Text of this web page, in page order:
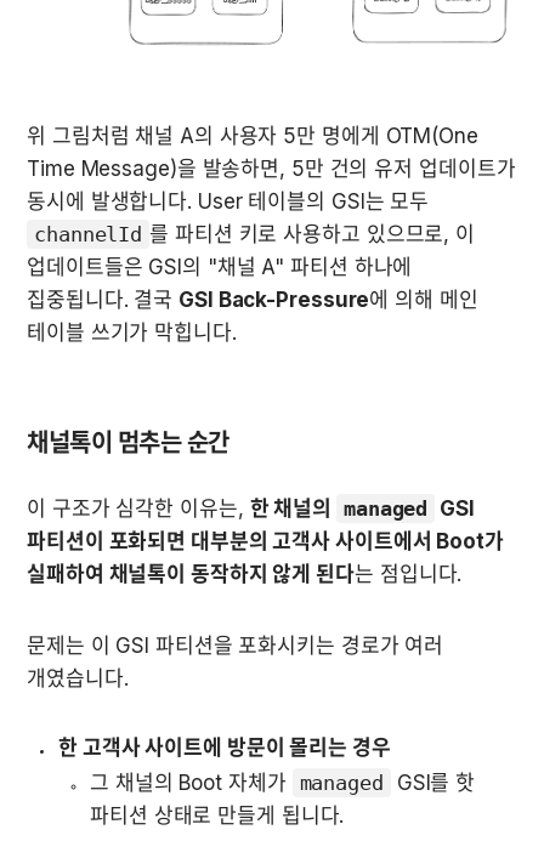
위 그림처럼 채널 A의 사용자 5만 명에게 OTM(One
Time Message)을 발송하면, 5만 건의 유저 업데이트가
channelId 를 파티션 키로 사용하고 있으므로, 이
업데이트들은 GSI의 "채널 A" 파티션 하나에
집중됩니다. 결국 GSI Back-Pressure에 의해 메인
테이블 쓰기가 막힙니다.
채널톡이 멈추는 순간
이 구조가 심각한 이유는, 한 채널의 managed GSI
파티션이 포화되면 대부분의 고객사 사이트에서 Boot가
실패하여 채널톡이 동작하지 않게 된다는 점입니다.
문제는 이 GSI 파티션을 포화시키는 경로가 여러
개였습니다.
한 고객사 사이트에 방문이 몰리는 경우
그 채널의 Boot 자체가
managed
GSI를 핫
파티션 상태로 만들게 됩니다.